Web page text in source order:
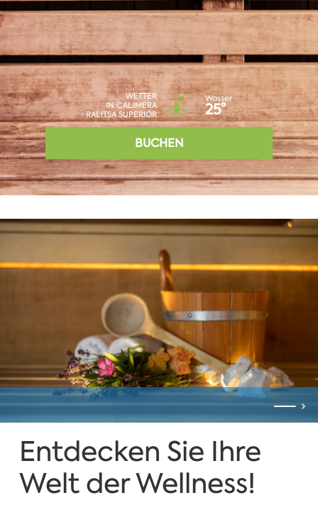
WETTER
IN CALIMERA
RALITSA SUPERIOR
Wasser
25°
BUCHEN
Entdecken Sie Ihre
Welt der Wellness!